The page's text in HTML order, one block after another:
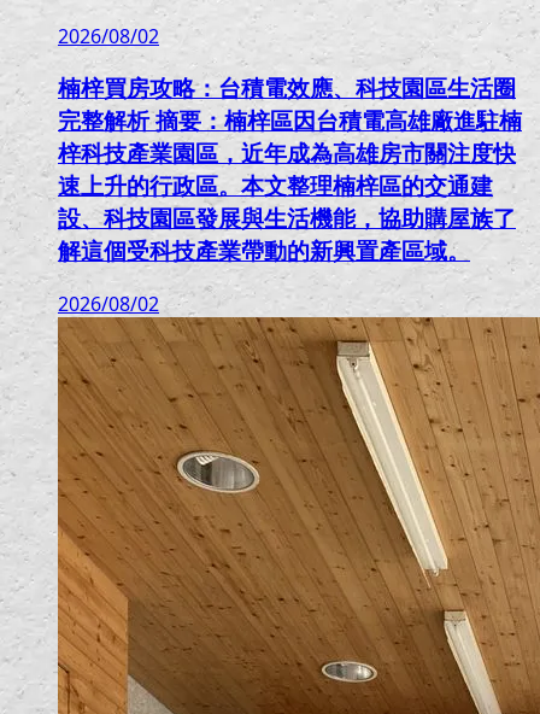
2026/08/02
楠梓買房攻略：台積電效應、科技園區生活圈
完整解析 摘要：楠梓區因台積電高雄廠進駐楠
梓科技產業園區，近年成為高雄房市關注度快
速上升的行政區。本文整理楠梓區的交通建
設、科技園區發展與生活機能，協助購屋族了
解這個受科技產業帶動的新興置產區域。
2026/08/02